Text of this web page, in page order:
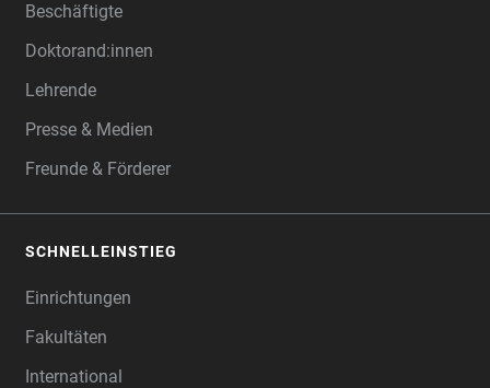
Beschäftigte
Doktorand:innen
Lehrende
Presse & Medien
Freunde & Förderer
SCHNELLEINSTIEG
Einrichtungen
Fakultäten
International